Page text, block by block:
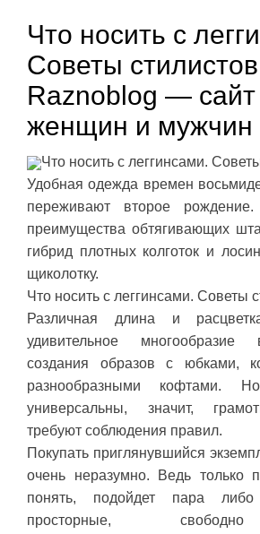
Что носить с
Советы стилистов.
Raznoblog —
женщин и мужчин
Что носить с леггинсами.
Удобная одежда времен
переживают второе
преимущества обтягивающих
гибрид плотных колготок и
щиколотку.
Что носить с леггинсами. Советы
Различная длина и
удивительное многообразие
создания образов с юбками,
разнообразными кофтами.
универсальны, значит,
требуют соблюдения правил.
Покупать приглянувшийся
очень неразумно. Ведь только
понять, подойдет пара
просторные,